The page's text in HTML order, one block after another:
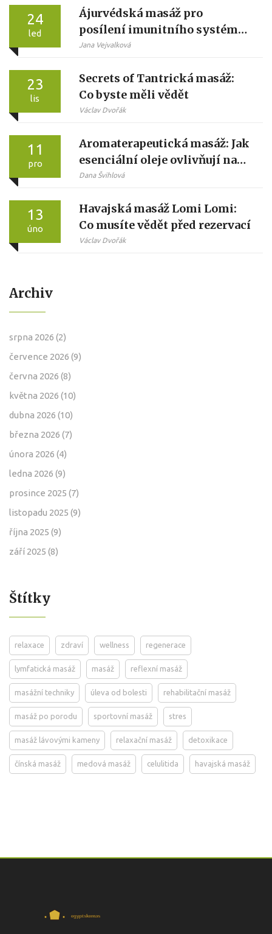
24
led
Ájurvédská masáž pro
posílení imunitního systému:
jak to funguje a kdo by ji měla
Jana Vejvalková
23
lis
Secrets of Tantrická masáž:
Co byste měli vědět
Václav Dvořák
11
pro
Aromaterapeutická masáž: Jak
esenciální oleje ovlivňují naše
emoce
Dana Švihlová
13
úno
Havajská masáž Lomi Lomi:
Co musíte vědět před rezervací
Václav Dvořák
Archiv
srpna 2026 (2)
července 2026 (9)
června 2026 (8)
května 2026 (10)
dubna 2026 (10)
března 2026 (7)
února 2026 (4)
ledna 2026 (9)
prosince 2025 (7)
listopadu 2025 (9)
října 2025 (9)
září 2025 (8)
Štítky
relaxace zdraví wellness regenerace
lymfatická masáž masáž reflexní masáž
masážní techniky úleva od bolesti rehabilitační masáž
masáž po porodu sportovní masáž stres
masáž lávovými kameny relaxační masáž detoxikace
čínská masáž medová masáž celulitida havajská masáž